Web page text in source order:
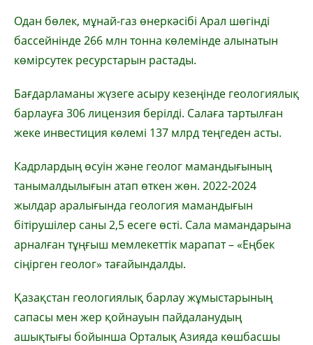
Одан бөлек, мұнай-газ өнеркәсібі Арал шөгінді
бассейнінде 266 млн тонна көлемінде алынатын
көмірсутек ресурстарын растады.
Бағдарламаны жүзеге асыру кезеңінде геологиялық
барлауға 306 лицензия берілді. Салаға тартылған
жеке инвестиция көлемі 137 млрд теңгеден асты.
Кадрлардың өсуін және геолог мамандығының
танымалдылығын атап өткен жөн. 2022-2024
жылдар аралығында геология мамандығын
бітірушілер саны 2,5 есеге өсті. Сала мамандарына
арналған тұңғыш мемлекеттік марапат – «Еңбек
сіңірген геолог» тағайындалды.
Қазақстан геологиялық барлау жұмыстарының
сапасы мен жер қойнауын пайдаланудың
ашықтығы бойынша Орталық Азияда көшбасшы